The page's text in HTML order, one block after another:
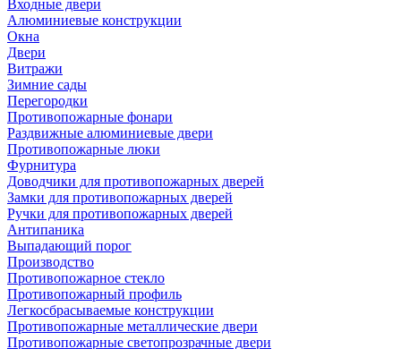
Входные двери
Алюминиевые конструкции
Окна
Двери
Витражи
Зимние сады
Перегородки
Противопожарные фонари
Раздвижные алюминиевые двери
Противопожарные люки
Фурнитура
Доводчики для противопожарных дверей
Замки для противопожарных дверей
Ручки для противопожарных дверей
Антипаника
Выпадающий порог
Производство
Противопожарное стекло
Противопожарный профиль
Легкосбрасываемые конструкции
Противопожарные металлические двери
Противопожарные светопрозрачные двери